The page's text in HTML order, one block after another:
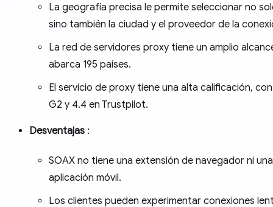
La geografía precisa le permite seleccionar no
sino también la ciudad y el proveedor de la
La red de servidores proxy tiene un amplio
abarca 195 países.
El servicio de proxy tiene una alta calificación,
G2 y 4.4 en Trustpilot.
Desventajas :
SOAX no tiene una extensión de navegador ni una
aplicación móvil.
Los clientes pueden experimentar conexiones